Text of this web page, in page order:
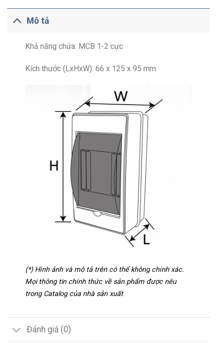
Mô tả
Khả năng chứa: MCB 1-2 cực
Kích thước (LxHxW): 66 x 125 x 95 mm
(*) Hình ảnh và mô tả trên có thể không chính xác.
Mọi thông tin chính thức về sản phẩm được nêu
trong Catalog của nhà sản xuất
Đánh giá (0)